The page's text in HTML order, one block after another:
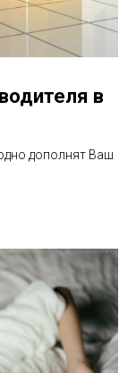
в
дополнят Ваш